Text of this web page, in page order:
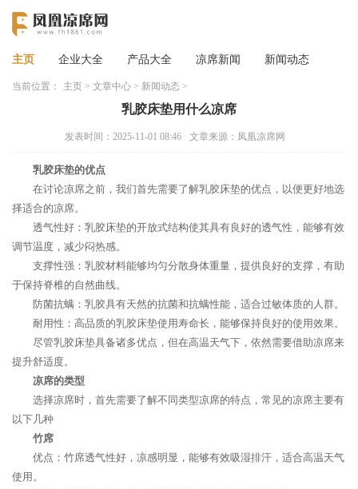
主页 企业大全 产品大全 凉席新闻 新闻动态
当前位置： 主页 > 文章中心 > 新闻动态 >
乳胶床垫用什么凉席
发表时间：2025-11-01 08:46 文章来源：凤凰凉席网
乳胶床垫的优点
在讨论凉席之前，我们首先需要了解乳胶床垫的优点，以便更好地选
择适合的凉席。
透气性好：乳胶床垫的开放式结构使其具有良好的透气性，能够有效
调节温度，减少闷热感。
支撑性强：乳胶材料能够均匀分散身体重量，提供良好的支撑，有助
于保持脊椎的自然曲线。
防菌抗螨：乳胶具有天然的抗菌和抗螨性能，适合过敏体质的人群。
耐用性：高品质的乳胶床垫使用寿命长，能够保持良好的使用效果。
尽管乳胶床垫具备诸多优点，但在高温天气下，依然需要借助凉席来
提升舒适度。
凉席的类型
选择凉席时，首先需要了解不同类型凉席的特点，常见的凉席主要有
以下几种
竹席
优点：竹席透气性好，凉感明显，能够有效吸湿排汗，适合高温天气
使用。